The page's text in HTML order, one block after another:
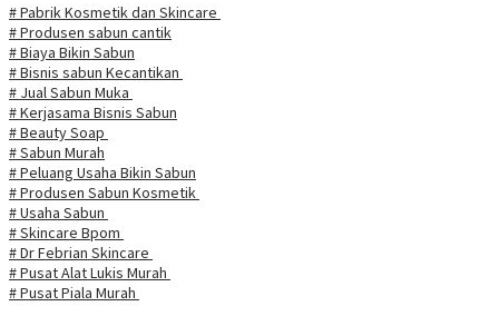
# Pabrik Kosmetik dan Skincare
# Produsen sabun cantik
# Biaya Bikin Sabun
# Bisnis sabun Kecantikan
# Jual Sabun Muka
# Kerjasama Bisnis Sabun
# Beauty Soap
# Sabun Murah
# Peluang Usaha Bikin Sabun
# Produsen Sabun Kosmetik
# Usaha Sabun
# Skincare Bpom
# Dr Febrian Skincare
# Pusat Alat Lukis Murah
# Pusat Piala Murah